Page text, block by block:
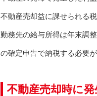
不動産売却益に課せられる
勤務先の給与所得は年末調
の確定申告で納税する必要が
不動産売却時に